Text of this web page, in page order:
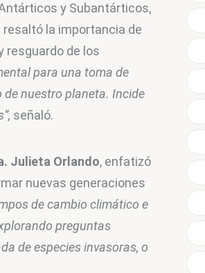
y Subantárticos,
resaltó la importancia de
resguardo de los
para una toma de
de nuestro planeta. Incide
señaló.
Julieta Orlando, enfatizó
nuevas generaciones
de cambio climático e
preguntas
de especies invasoras, o